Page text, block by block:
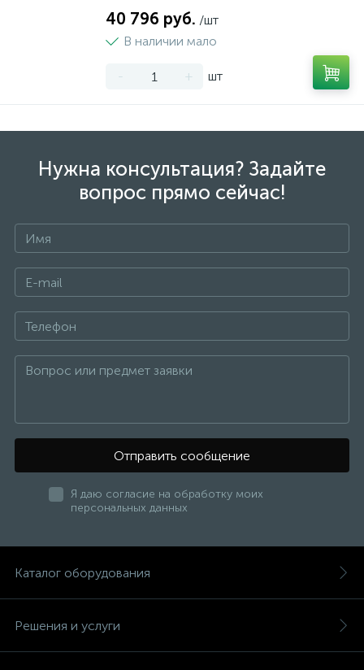
40 796 руб. /шт
В наличии мало
- + шт
Нужна консультация? Задайте
вопрос прямо сейчас!
Отправить сообщение
Я даю согласие на обработку моих
персональных данных
Каталог оборудования
Решения и услуги